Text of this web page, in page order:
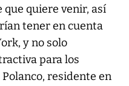
que quiere venir, así
tener en cuenta
y no solo
para los
residente en